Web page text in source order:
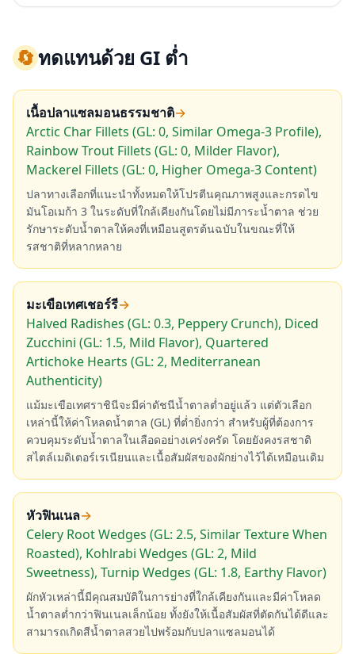
🔄ทดแทนด้วย GI ต่ำ
เนื้อปลาแซลมอนธรรมชาติ→
Arctic Char Fillets (GL: 0, Similar Omega-3 Profile),
Rainbow Trout Fillets (GL: 0, Milder Flavor),
Mackerel Fillets (GL: 0, Higher Omega-3 Content)
ปลาทางเลือกที่แนะนำทั้งหมดให้โปรตีนคุณภาพสูงและกรดไข
มันโอเมก้า 3 ในระดับที่ใกล้เคียงกันโดยไม่มีภาระน้ำตาล ช่วย
รักษาระดับน้ำตาลให้คงที่เหมือนสูตรต้นฉบับในขณะที่ให้
รสชาติที่หลากหลาย
มะเขือเทศเชอร์รี→
Halved Radishes (GL: 0.3, Peppery Crunch), Diced
Zucchini (GL: 1.5, Mild Flavor), Quartered
Artichoke Hearts (GL: 2, Mediterranean
Authenticity)
แม้มะเขือเทศราชินีจะมีค่าดัชนีน้ำตาลต่ำอยู่แล้ว แต่ตัวเลือก
เหล่านี้ให้ค่าโหลดน้ำตาล (GL) ที่ต่ำยิ่งกว่า สำหรับผู้ที่ต้องการ
ควบคุมระดับน้ำตาลในเลือดอย่างเคร่งครัด โดยยังคงรสชาติ
สไตล์เมดิเตอร์เรเนียนและเนื้อสัมผัสของผักย่างไว้ได้เหมือนเดิม
หัวฟินเนล→
Celery Root Wedges (GL: 2.5, Similar Texture When
Roasted), Kohlrabi Wedges (GL: 2, Mild
Sweetness), Turnip Wedges (GL: 1.8, Earthy Flavor)
ผักหัวเหล่านี้มีคุณสมบัติในการย่างที่ใกล้เคียงกันและมีค่าโหลด
น้ำตาลต่ำกว่าฟินเนลเล็กน้อย ทั้งยังให้เนื้อสัมผัสที่ตัดกันได้ดีและ
สามารถเกิดสีน้ำตาลสวยไปพร้อมกับปลาแซลมอนได้